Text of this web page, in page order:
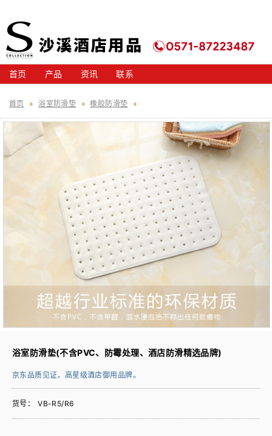
首页 产品 资讯 联系
首页 » 浴室防滑垫 » 橡胶防滑垫 »
浴室防滑垫(不含PVC、防霉处理、酒店防滑精选品牌)
京东品质见证，高星级酒店御用品牌。
货号： VB-R5/R6